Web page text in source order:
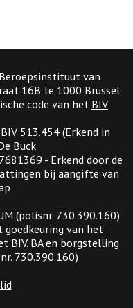
van
16B te 1000 Brussel
code van het BIV
513.454 (Erkend in
Buck
- Erkend door de
bij aangifte van
(polisnr. 730.390.160)
van het
BIV. BA en borgstelling
730.390.160)